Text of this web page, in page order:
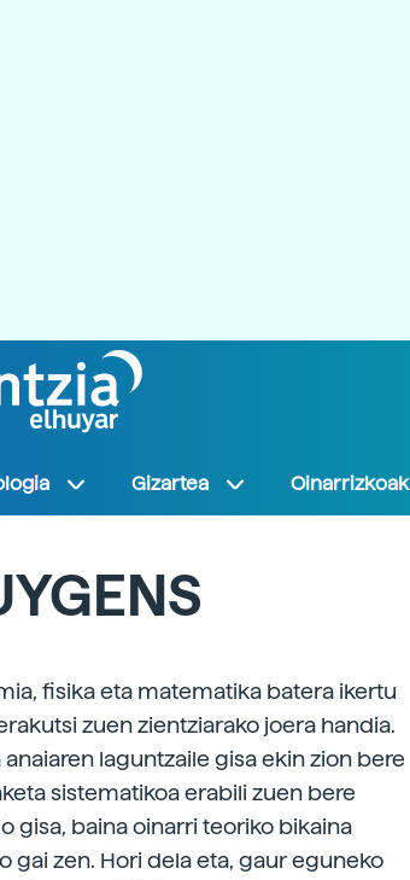
Gizartea Oinarrizkoak
fisika eta matematika batera ikertu
zuen zientziarako joera handia.
laguntzaile gisa ekin zion bere
sistematikoa erabili zuen bere
gisa, baina oinarri teoriko bikaina
gai zen. Hori dela eta, gaur eguneko